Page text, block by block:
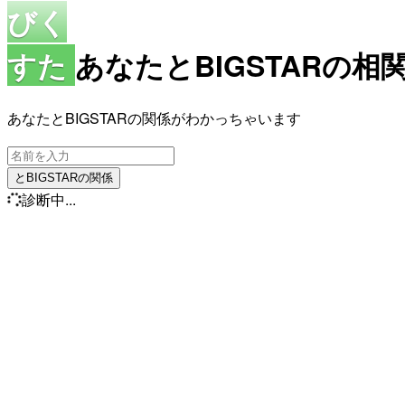
びく
すた あなたとBIGSTARの相
あなたとBIGSTARの関係がわかっちゃいます
とBIGSTARの関係
診断中...